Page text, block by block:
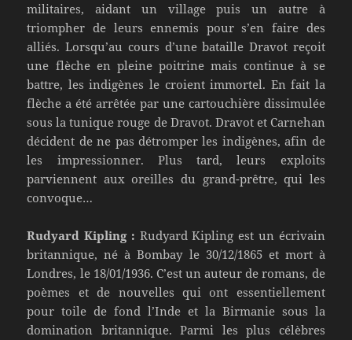
militaires, aidant un village puis un autre à
triompher de leurs ennemis pour s’en faire des
alliés. Lorsqu’au cours d’une bataille Dravot reçoit
une flèche en pleine poitrine mais continue à se
battre, les indigènes le croient immortel. En fait la
flèche a été arrêtée par une cartouchière dissimulée
sous la tunique rouge de Dravot. Dravot et Carnehan
décident de ne pas détromper les indigènes, afin de
les impressionner. Plus tard, leurs exploits
parviennent aux oreilles du grand-prêtre, qui les
convoque…
Rudyard Kipling : Rudyard Kipling est un écrivain
britannique, né à Bombay le 30/12/1865 et mort à
Londres, le 18/01/1936. C’est un auteur de romans, de
poèmes et de nouvelles qui ont essentiellement
pour toile de fond l’Inde et la Birmanie sous la
domination britannique. Parmi les plus célèbres